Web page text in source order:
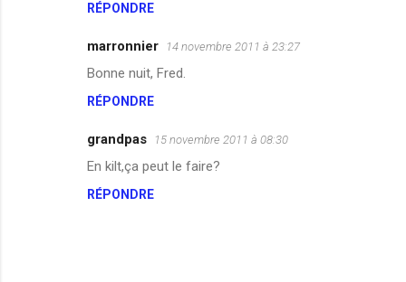
RÉPONDRE
marronnier 14 novembre 2011 à 23:27
Bonne nuit, Fred.
RÉPONDRE
grandpas 15 novembre 2011 à 08:30
En kilt,ça peut le faire?
RÉPONDRE